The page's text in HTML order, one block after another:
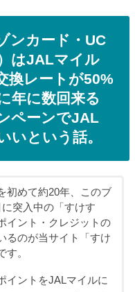
ンカード・UC
はJALマイル
換レートが50%
年に数回来る
ペーンでJAL
いという話。
初めて約20年、このブ
突入中の「すけす
イント・クレジットの
るのが当サイト「すけ
す。
イントをJALマイルに